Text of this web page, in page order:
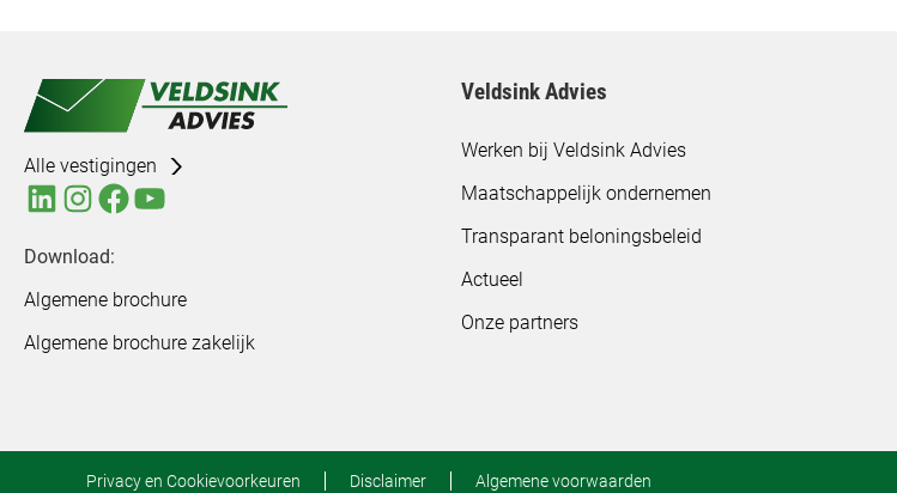
Alle vestigingen
Download:
Algemene brochure
Algemene brochure zakelijk
Veldsink Advies
Werken bij Veldsink Advies
Maatschappelijk ondernemen
Transparant beloningsbeleid
Actueel
Onze partners
Privacy en Cookievoorkeuren Disclaimer Algemene voorwaarden